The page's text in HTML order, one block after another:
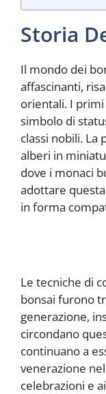
Storia
Il mondo dei
affascinanti,
orientali. I
simbolo di
classi nobili. La
alberi in
dove i monaci
adottare
in forma
Le tecniche di
bonsai furono
generazione,
circondano
continuano a
venerazione
celebrazioni e